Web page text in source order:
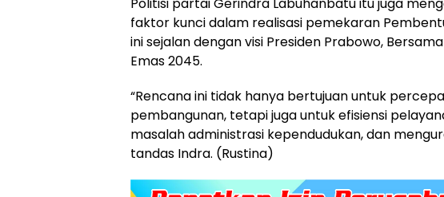
faktor kunci dalam realisasi pemekaran
ini sejalan dengan visi Presiden Prabowo,
Emas 2045.
“Rencana ini tidak hanya bertujuan untuk
pembangunan, tetapi juga untuk efisiensi
masalah administrasi kependudukan, dan
tandas Indra. (Rustina)